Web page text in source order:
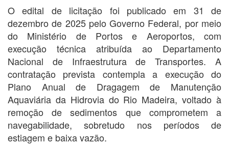
O edital de licitação foi publicado em 31 de
dezembro de 2025 pelo Governo Federal, por meio
do Ministério de Portos e Aeroportos, com
execução técnica atribuída ao Departamento
Nacional de Infraestrutura de Transportes. A
contratação prevista contempla a execução do
Plano Anual de Dragagem de Manutenção
Aquaviária da Hidrovia do Rio Madeira, voltado à
remoção de sedimentos que comprometem a
navegabilidade, sobretudo nos períodos de
estiagem e baixa vazão.